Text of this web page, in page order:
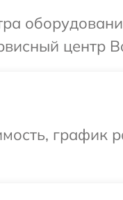
центр
график